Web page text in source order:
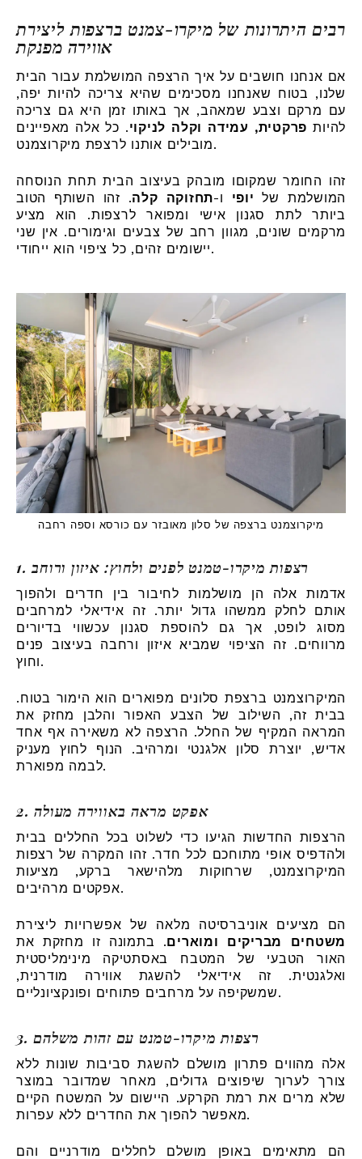
רבים היתרונות של מיקרו-צמנט ברצפות ליצירת
אווירה מפנקת
אם אנחנו חושבים על איך הרצפה המושלמת עבור הבית
שלנו, בטוח שאנחנו מסכימים שהיא צריכה להיות יפה,
עם מרקם וצבע שמאהב, אך באותו זמן היא גם צריכה
להיות פרקטית, עמידה וקלה לניקוי. כל אלה מאפיינים
מובילים אותנו לרצפת מיקרוצמנט.
זהו החומר שמקוםו מובהק בעיצוב הבית תחת הנוסחה
המושלמת של יופי ו-תחזוקה קלה. זהו השותף הטוב
ביותר לתת סגנון אישי ומפואר לרצפות. הוא מציע
מרקמים שונים, מגוון רחב של צבעים וגימורים. אין שני
יישומים זהים, כל ציפוי הוא ייחודי.
מיקרוצמנט ברצפה של סלון מאובזר עם כורסא וספה רחבה
1. רצפות מיקרו-טמנט לפנים ולחוץ: איזון ורוחב
אדמות אלה הן מושלמות לחיבור בין חדרים ולהפוך
אותם לחלק ממשהו גדול יותר. זה אידיאלי למרחבים
מסוג לופט, אך גם להוספת סגנון עכשווי בדיורים
מרווחים. זה הציפוי שמביא איזון ורחבה בעיצוב פנים
וחוץ.
המיקרוצמנט ברצפת סלונים מפוארים הוא הימור בטוח.
בבית זה, השילוב של הצבע האפור והלבן מחזק את
המראה המקיף של החלל. הרצפה לא משאירה אף אחד
אדיש, יוצרת סלון אלגנטי ומרהיב. הנוף לחוץ מעניק
לבמה מפוארת.
2. אפקט מראה באווירה מעולה
הרצפות החדשות הגיעו כדי לשלוט בכל החללים בבית
ולהדפיס אופי מתוחכם לכל חדר. זהו המקרה של רצפות
המיקרוצמנט, שרחוקות מלהישאר ברקע, מציעות
אפקטים מרהיבים.
הם מציעים אוניברסיטה מלאה של אפשרויות ליצירת
משטחים מבריקים ומוארים. בתמונה זו מחזקת את
האור הטבעי של המטבח באסתטיקה מינימליסטית
ואלגנטית. זה אידיאלי להשגת אווירה מודרנית,
שמשקיפה על מרחבים פתוחים ופונקציונליים.
3. רצפות מיקרו-טמנט עם זהות משלהם
אלה מהווים פתרון מושלם להשגת סביבות שונות ללא
צורך לערוך שיפוצים גדולים, מאחר שמדובר במוצר
שלא מרים את רמת הקרקע. היישום על המשטח הקיים
מאפשר להפוך את החדרים ללא עפרות.
הם מתאימים באופן מושלם לחללים מודרניים והם